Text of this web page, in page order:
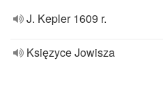
J. Kepler 1609 r.
Księzyce Jowisza